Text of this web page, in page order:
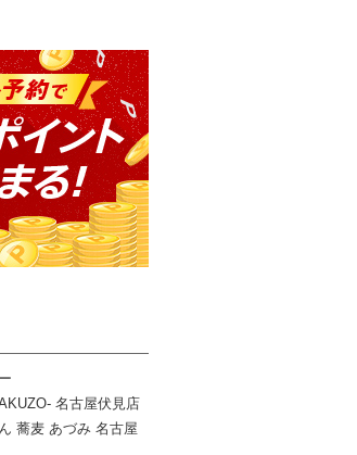
名古屋伏見店
蕎麦 あづみ 名古屋